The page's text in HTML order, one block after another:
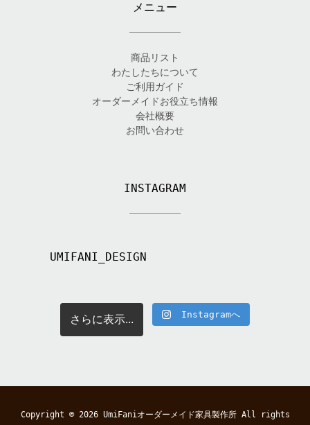
メニュー
商品リスト
わたしたちについて
ご利用ガイド
オーダーメイドお役立ち情報
会社概要
お問い合わせ
INSTAGRAM
UMIFANI_DESIGN
さらに表示... Instagramへ
Copyright © 2026 UmiFaniオーダーメイド家具製作所All rights